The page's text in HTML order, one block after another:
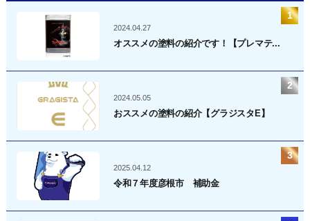
2024.04.27
オススメの塗料の紹介です！【プレマテ...
2024.05.05
おススメの塗料の紹介【グラジスタE】
2025.04.12
令和７年度彦根市 補助金